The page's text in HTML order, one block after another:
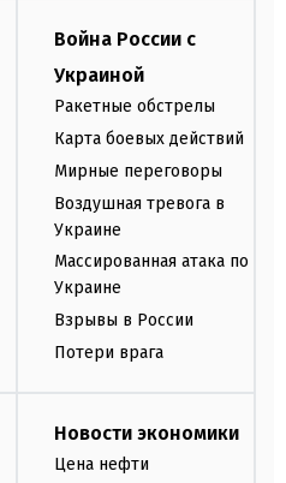
Война России с
Украиной
Ракетные обстрелы
Карта боевых действий
Мирные переговоры
Воздушная тревога в
Украине
Массированная атака по
Украине
Взрывы в России
Потери врага
Новости экономики
Цена нефти